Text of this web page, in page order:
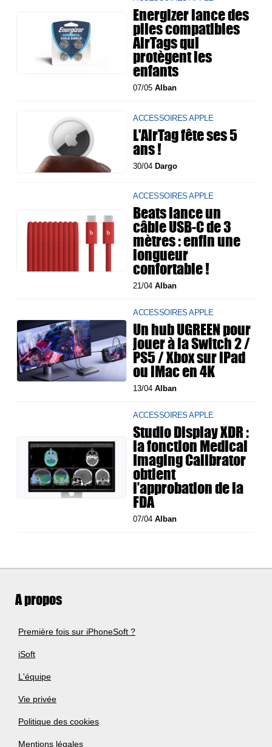
Energizer lance des
piles compatibles
AirTags qui
protègent les
enfants
07/05Alban
ACCESSOIRES APPLE
L'AirTag fête ses 5
ans !
30/04Dargo
ACCESSOIRES APPLE
Beats lance un
câble USB-C de 3
mètres : enfin une
longueur
confortable !
21/04Alban
ACCESSOIRES APPLE
Un hub UGREEN pour
jouer à la Switch 2 /
PS5 / Xbox sur iPad
ou iMac en 4K
13/04Alban
ACCESSOIRES APPLE
Studio Display XDR :
la fonction Medical
Imaging Calibrator
obtient
l’approbation de la
FDA
07/04Alban
A propos
Première fois sur iPhoneSoft ?
iSoft
L'équipe
Vie privée
Politique des cookies
Mentions légales